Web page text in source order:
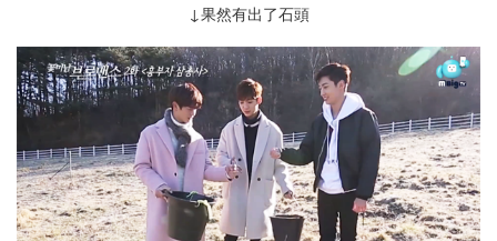
↓果然有出了石頭